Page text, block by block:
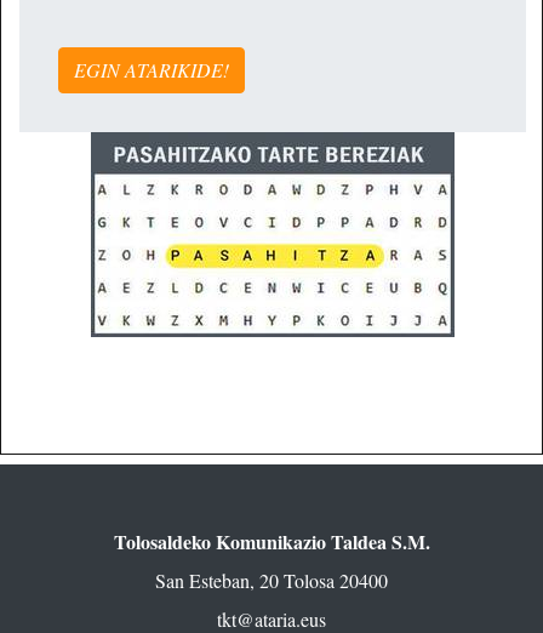
EGIN ATARIKIDE!
Tolosaldeko Komunikazio Taldea S.M.
San Esteban, 20 Tolosa 20400
tkt@ataria.eus